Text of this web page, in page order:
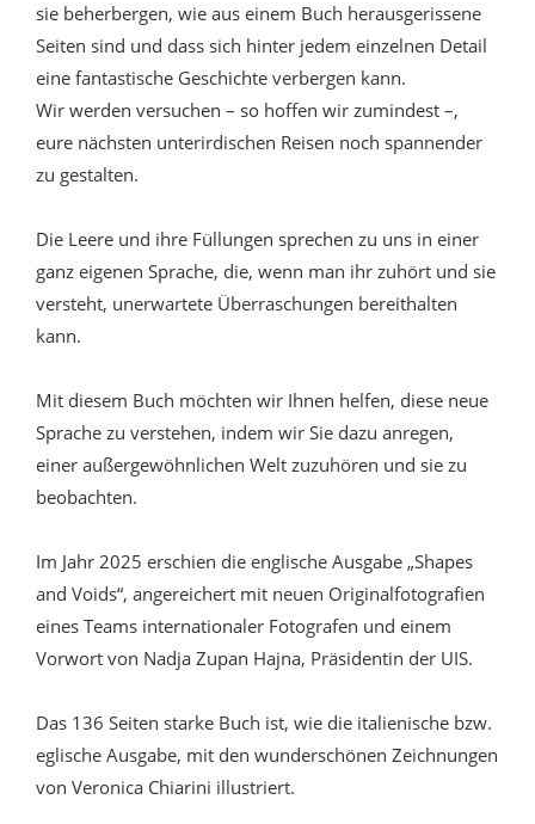
sie beherbergen, wie aus einem Buch herausgerissene
Seiten sind und dass sich hinter jedem einzelnen Detail
eine fantastische Geschichte verbergen kann.
Wir werden versuchen – so hoffen wir zumindest –,
eure nächsten unterirdischen Reisen noch spannender
zu gestalten.
Die Leere und ihre Füllungen sprechen zu uns in einer
ganz eigenen Sprache, die, wenn man ihr zuhört und sie
versteht, unerwartete Überraschungen bereithalten
kann.
Mit diesem Buch möchten wir Ihnen helfen, diese neue
Sprache zu verstehen, indem wir Sie dazu anregen,
einer außergewöhnlichen Welt zuzuhören und sie zu
beobachten.
Im Jahr 2025 erschien die englische Ausgabe „Shapes
and Voids“, angereichert mit neuen Originalfotografien
eines Teams internationaler Fotografen und einem
Vorwort von Nadja Zupan Hajna, Präsidentin der UIS.
Das 136 Seiten starke Buch ist, wie die italienische bzw.
eglische Ausgabe, mit den wunderschönen Zeichnungen
von Veronica Chiarini illustriert.